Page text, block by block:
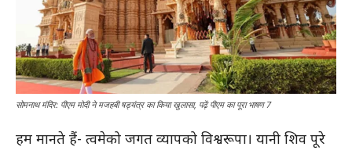
सोमनाथ मंदिर: पीएम मोदी ने मजहबी षड्यंत्र का किया खुलासा, पढ़ें पीएम का पूरा भाषण 7
हम मानते हैं- त्वमेको जगत व्यापको विश्वरूपा। यानी शिव पूरे